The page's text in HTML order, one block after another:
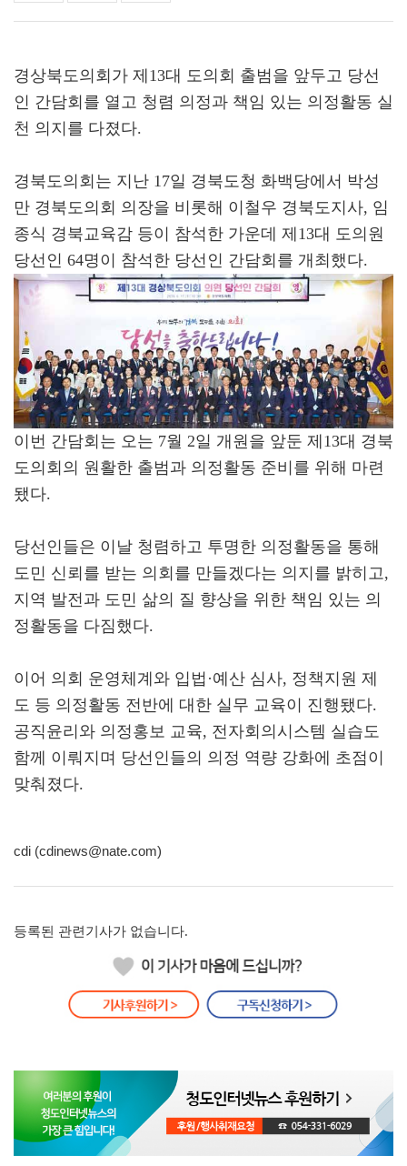
경상북도의회가 제13대 도의회 출범을 앞두고 당선
인 간담회를 열고 청렴 의정과 책임 있는 의정활동 실
천 의지를 다졌다.
경북도의회는 지난 17일 경북도청 화백당에서 박성
만 경북도의회 의장을 비롯해 이철우 경북도지사, 임
종식 경북교육감 등이 참석한 가운데 제13대 도의원
당선인 64명이 참석한 당선인 간담회를 개최했다.
이번 간담회는 오는 7월 2일 개원을 앞둔 제13대 경북
도의회의 원활한 출범과 의정활동 준비를 위해 마련
됐다.
당선인들은 이날 청렴하고 투명한 의정활동을 통해
도민 신뢰를 받는 의회를 만들겠다는 의지를 밝히고,
지역 발전과 도민 삶의 질 향상을 위한 책임 있는 의
정활동을 다짐했다.
이어 의회 운영체계와 입법·예산 심사, 정책지원 제
도 등 의정활동 전반에 대한 실무 교육이 진행됐다.
공직윤리와 의정홍보 교육, 전자회의시스템 실습도
함께 이뤄지며 당선인들의 의정 역량 강화에 초점이
맞춰졌다.
cdi (cdinews@nate.com)
등록된 관련기사가 없습니다.